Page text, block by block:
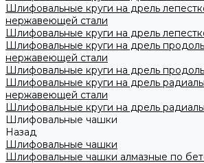
Шлифовальные круги на дрель
нержавеющей стали
Шлифовальные круги на дрель
Шлифовальные круги на дрель
нержавеющей стали
Шлифовальные круги на дрель
Шлифовальные круги на дрель
нержавеющей стали
Шлифовальные круги на дрель
Шлифовальные чашки
Назад
Шлифовальные чашки
Шлифовальные чашки алмазные по